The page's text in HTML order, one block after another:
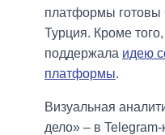
платформы
Турция. Кроме
поддержала идею
платформы.
Визуальная
дело» – в Telegram-